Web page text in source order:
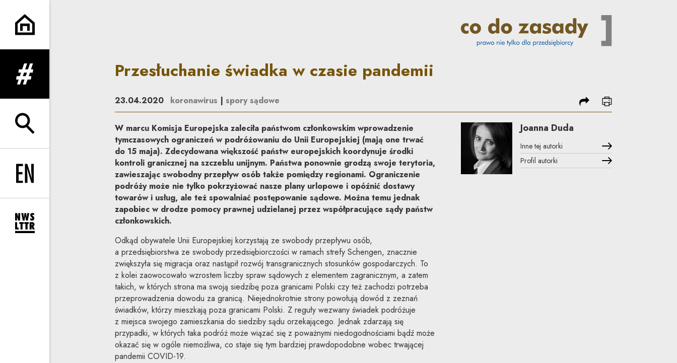
Przesłuchanie świadka w czasie pandemii | Co do zasady
rozwiń menu
rozwiń wyszukiwarkę
Change language to EN
rozwiń formularz zapisu na newsletter
Przesłuchanie świadka w czasie pandemii
23.04.2020 koronawirus | spory sądowe podziel się
drukuj
W marcu Komisja Europejska zaleciła państwom członkowskim wprowadzenie
tymczasowych ograniczeń w podróżowaniu do Unii Europejskiej (mają one trwać
do 15 maja). Zdecydowana większość państw europejskich koordynuje środki
kontroli granicznej na szczeblu unijnym. Państwa ponownie grodzą swoje terytoria,
zawieszając swobodny przepływ osób także pomiędzy regionami. Ograniczenie
podróży może nie tylko pokrzyżować nasze plany urlopowe i opóźnić dostawy
towarów i usług, ale też spowalniać postępowanie sądowe. Można temu jednak
zapobiec w drodze pomocy prawnej udzielanej przez współpracujące sądy państw
członkowskich.
Odkąd obywatele Unii Europejskiej korzystają ze swobody przepływu osób,
a przedsiębiorstwa ze swobody przedsiębiorczości w ramach strefy Schengen, znacznie
zwiększyła się migracja oraz nastąpił rozwój transgranicznych stosunków gospodarczych. To
z kolei zaowocowało wzrostem liczby spraw sądowych z elementem zagranicznym, a zatem
takich, w których strona ma swoją siedzibę poza granicami Polski czy też zachodzi potrzeba
przeprowadzenia dowodu za granicą. Niejednokrotnie strony powołują dowód z zeznań
świadków, którzy mieszkają poza granicami Polski. Z reguły wezwany świadek podróżuje
z miejsca swojego zamieszkania do siedziby sądu orzekającego. Jednak zdarzają się
przypadki, w których taka podróż może wiązać się z poważnymi niedogodnościami bądź może
okazać się w ogóle niemożliwa, co staje się tym bardziej prawdopodobne wobec trwającej
pandemii COVID-19.
Joanna Duda
Inne tej autorki
Profil autorki
Uwaga, link zostanie otwarty w nowym oknie